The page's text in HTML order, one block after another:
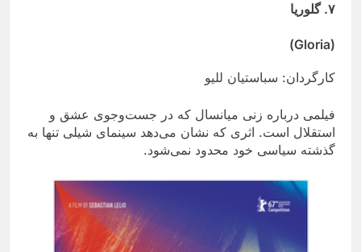
۷. گلوریا
(Gloria)
کارگردان: سباستیان للیو
فیلمی درباره زنی میانسال که در جست‌وجوی عشق و
استقلال است. اثری که نشان می‌دهد سینمای شیلی تنها به
گذشته سیاسی خود محدود نمی‌شود.